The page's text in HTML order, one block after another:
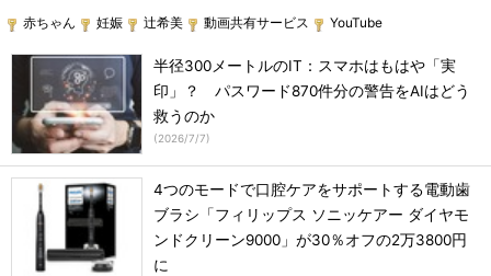
赤ちゃん 妊娠 辻希美 動画共有サービス YouTube
半径300メートルのIT：スマホはもはや「実
印」？ パスワード870件分の警告をAIはどう
救うのか
(2026/7/7)
4つのモードで口腔ケアをサポートする電動歯
ブラシ「フィリップス ソニッケアー ダイヤモ
ンドクリーン9000」が30％オフの2万3800円
に